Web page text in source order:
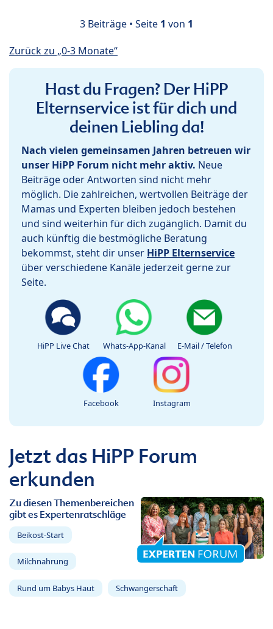
3 Beiträge • Seite 1 von 1
Zurück zu „0-3 Monate“
Hast du Fragen? Der HiPP
Elternservice ist für dich und
deinen Liebling da!
Nach vielen gemeinsamen Jahren betreuen wir
unser HiPP Forum nicht mehr aktiv. Neue
Beiträge oder Antworten sind nicht mehr
möglich. Die zahlreichen, wertvollen Beiträge der
Mamas und Experten bleiben jedoch bestehen
und sind weiterhin für dich zugänglich. Damit du
auch künftig die bestmögliche Beratung
bekommst, steht dir unser HiPP Elternservice
über verschiedene Kanäle jederzeit gerne zur
Seite.
HiPP Live Chat Whats-App-Kanal E-Mail / Telefon
Facebook Instagram
Jetzt das HiPP Forum
erkunden
Zu diesen Themenbereichen
gibt es Expertenratschläge
Beikost-Start
Milchnahrung
Rund um Babys Haut Schwangerschaft